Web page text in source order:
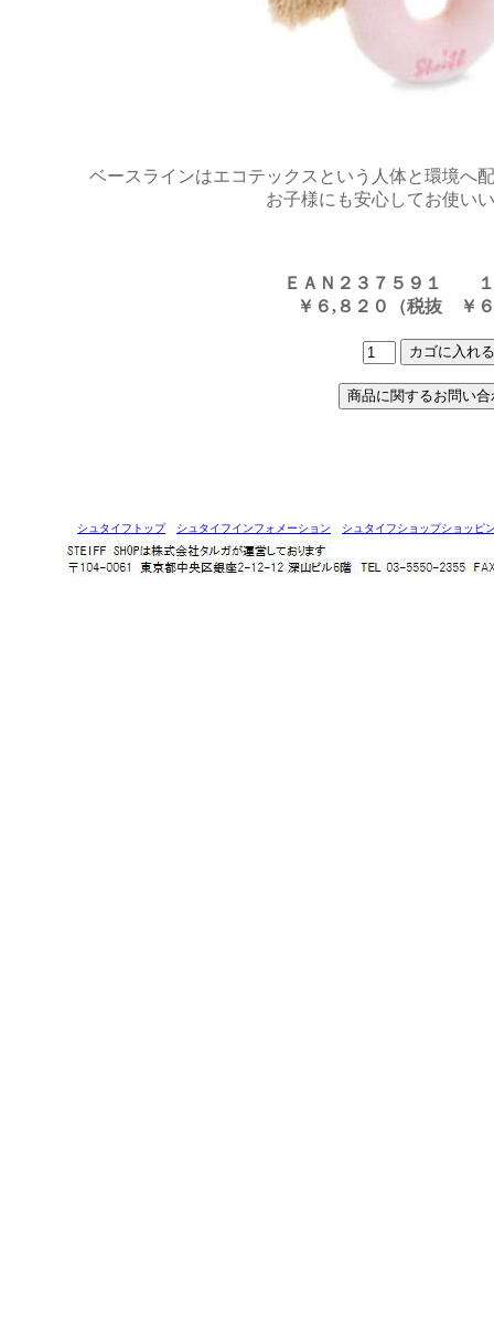
ベースラインはエコテックスという人体と環境へ
お子様にも安心してお使い
ＥＡＮ２３７５９１
￥６,８２０（税抜 ￥
シュタイフトップ シュタイフインフォメーション シュタイフショップショッピ